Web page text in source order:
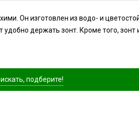
Он изготовлен из водо- и
держать зонт. Кроме того,
подберите!